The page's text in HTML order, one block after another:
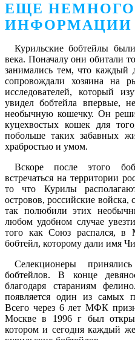
ЕЩЕ
ИНФОРМАЦИИ
Курильские бобтейлы
века. Поначалу они обитали
занимались тем, что каждый
сопровождали хозяина на
исследователей, который
увидел бобтейла впервые,
необычную кошечку. Он
куцехвостых кошек для
побольше таких забавных
храбростью и умом.
Вскоре после этого
встречаться на территории
то что Курилы
островов, российские
так полюбили этих
любом удобном случае
того как Союз распался, в
бобтейл, которому дали имя
Селекционеры
бобтейлов. В конце
благодаря стараниям
появляется один из самых
Всего через 6 лет МФК
Москве в 1996 г был
котором и сегодня каждый